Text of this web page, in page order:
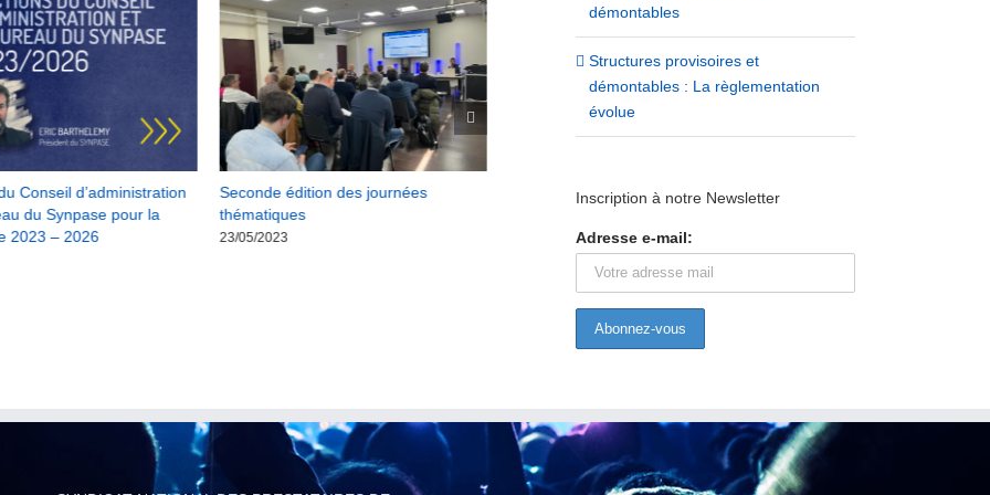
Conseil d’administration
du Synpase pour la
2023 – 2026
Seconde édition des journées
thématiques
23/05/2023
Nouveaux services aux adhérents :
responsable de l’évènement
démontables
Structures provisoires et
démontables : La règlementation
évolue
Inscription à notre Newsletter
Adresse e-mail: